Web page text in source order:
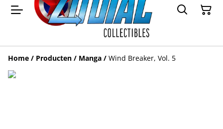
Home / Producten / Manga / Wind Breaker, Vol. 5